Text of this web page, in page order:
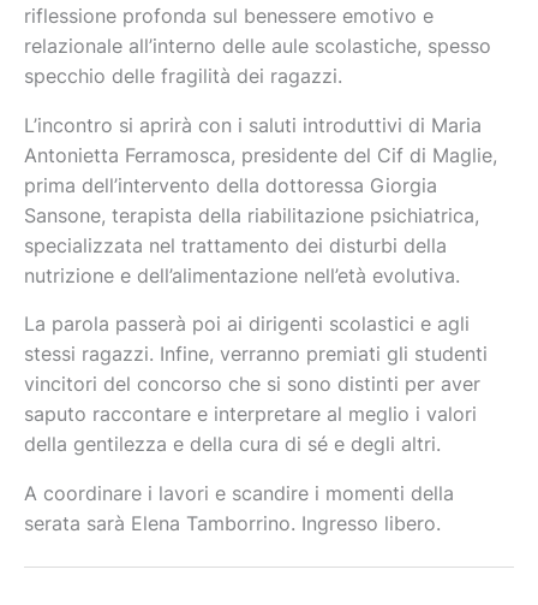
riflessione profonda sul benessere emotivo e
relazionale all’interno delle aule scolastiche, spesso
specchio delle fragilità dei ragazzi.
L’incontro si aprirà con i saluti introduttivi di Maria
Antonietta Ferramosca, presidente del Cif di Maglie,
prima dell’intervento della dottoressa Giorgia
Sansone, terapista della riabilitazione psichiatrica,
specializzata nel trattamento dei disturbi della
nutrizione e dell’alimentazione nell’età evolutiva.
La parola passerà poi ai dirigenti scolastici e agli
stessi ragazzi. Infine, verranno premiati gli studenti
vincitori del concorso che si sono distinti per aver
saputo raccontare e interpretare al meglio i valori
della gentilezza e della cura di sé e degli altri.
A coordinare i lavori e scandire i momenti della
serata sarà Elena Tamborrino. Ingresso libero.